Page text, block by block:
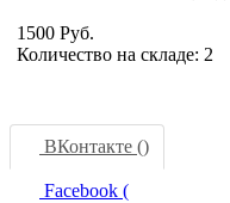
1500 Руб.
Количество на складе: 2
ВКонтакте ()
Facebook (